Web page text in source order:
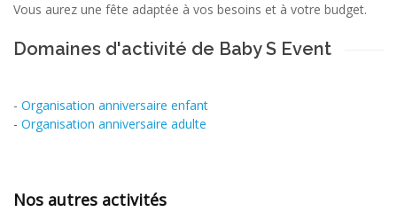
Vous aurez une fête adaptée à vos besoins et à votre budget.
Domaines d'activité de Baby S Event
- Organisation anniversaire enfant
- Organisation anniversaire adulte
Nos autres activités